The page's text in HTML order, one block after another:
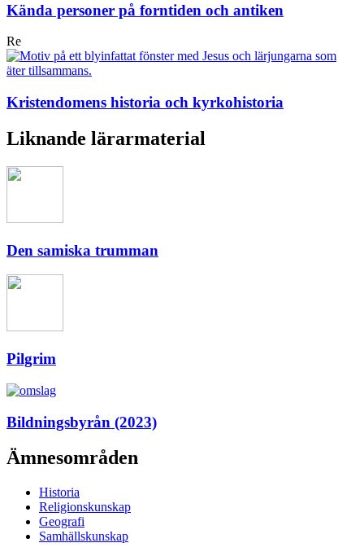
Kända personer på forntiden och antiken
Re
Kristendomens historia och kyrkohistoria
Liknande lärarmaterial
Den samiska trumman
Pilgrim
Bildningsbyrån (2023)
Ämnesområden
Historia
Religionskunskap
Geografi
Samhällskunskap